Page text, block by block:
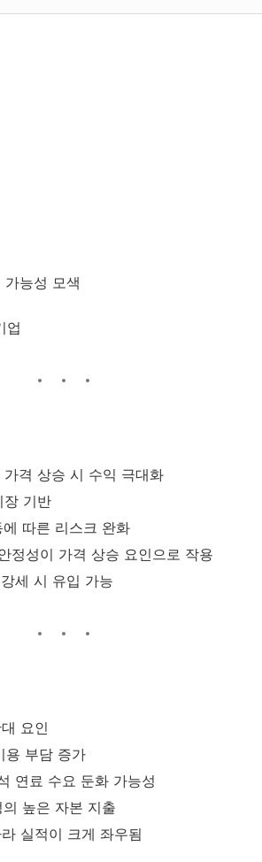
능성 모색
업
가격 상승 시 수익 극대화
장 기반
따른 리스크 완화
정성이 가격 상승 요인으로 작용
세 시 유입 가능
요인
용 부담 증가
연료 수요 둔화 가능성
의 높은 자본 지출
실적이 크게 좌우됨